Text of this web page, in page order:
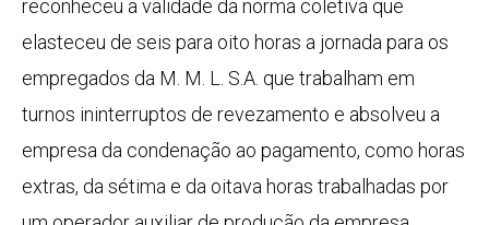
reconheceu a validade da norma coletiva que
elasteceu de seis para oito horas a jornada para os
empregados da M. M. L. S.A. que trabalham em
turnos ininterruptos de revezamento e absolveu a
empresa da condenação ao pagamento, como horas
extras, da sétima e da oitava horas trabalhadas por